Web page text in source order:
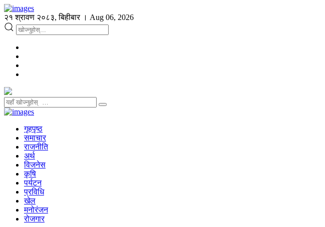
२१ श्रावण २०८३, बिहीबार । Aug 06, 2026
गृहपृष्ठ
समाचार
राजनीति
अर्थ
विजनेस
कृषि
पर्यटन
प्रविधि
खेल
मनोरंजन
रोजगार